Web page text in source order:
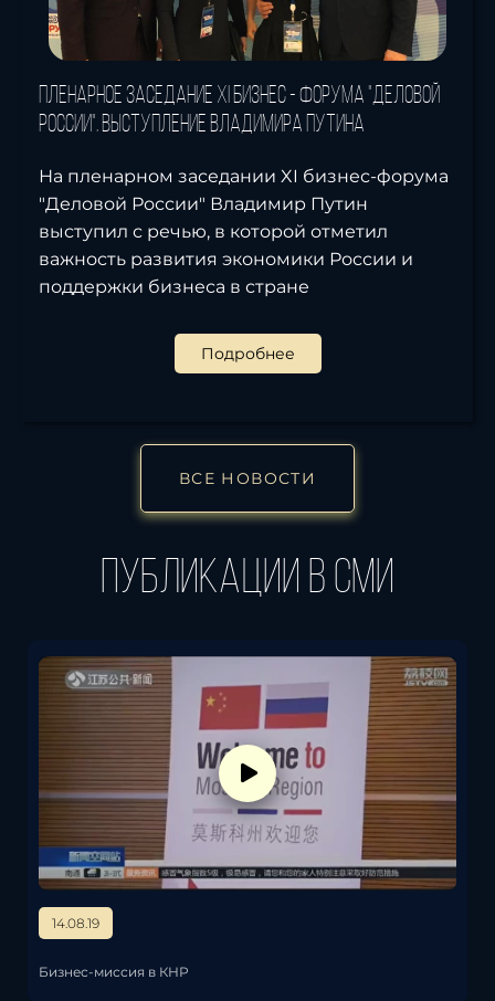
Пленарное заседание XI бизнес - форума "Деловой
России". Выступление Владимира Путина
На пленарном заседании XI бизнес-форума
"Деловой России" Владимир Путин
выступил с речью, в которой отметил
важность развития экономики России и
поддержки бизнеса в стране
Подробнее
ВСЕ НОВОСТИ
публикации в сми
14.08.19
Бизнес-миссия в КНР